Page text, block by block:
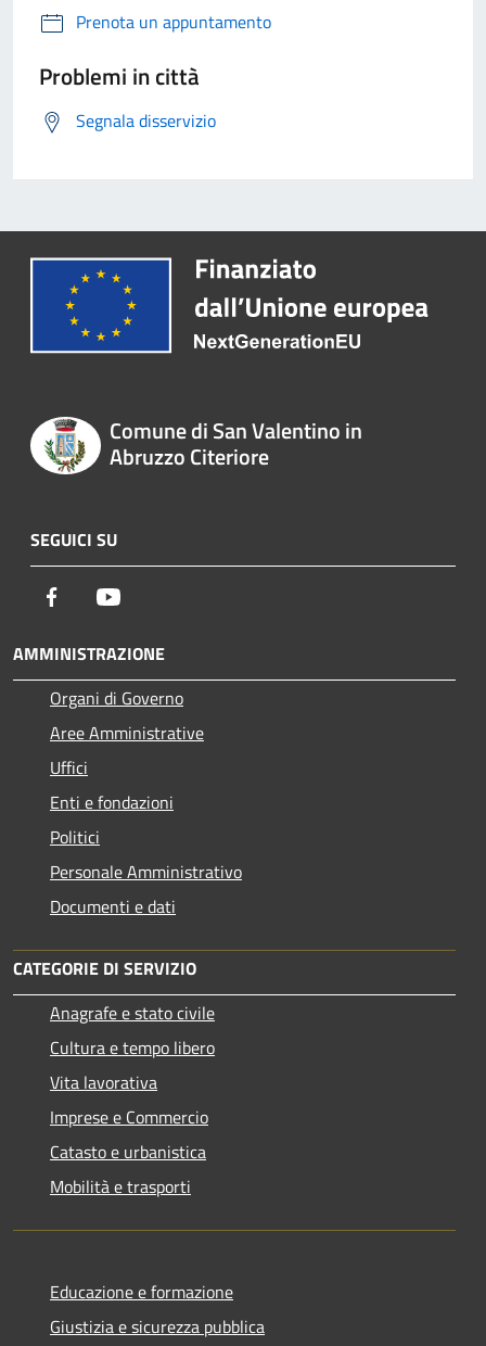
Prenota un appuntamento
Problemi in città
Segnala disservizio
Comune di San Valentino in
Abruzzo Citeriore
SEGUICI SU
Facebook
AMMINISTRAZIONE
Organi di Governo
Aree Amministrative
Uffici
Enti e fondazioni
Politici
Personale Amministrativo
Documenti e dati
CATEGORIE DI SERVIZIO
Anagrafe e stato civile
Cultura e tempo libero
Vita lavorativa
Imprese e Commercio
Catasto e urbanistica
Mobilità e trasporti
Educazione e formazione
Giustizia e sicurezza pubblica